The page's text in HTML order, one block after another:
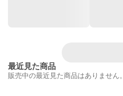
最近見た商品
販売中の最近見た商品はありません。